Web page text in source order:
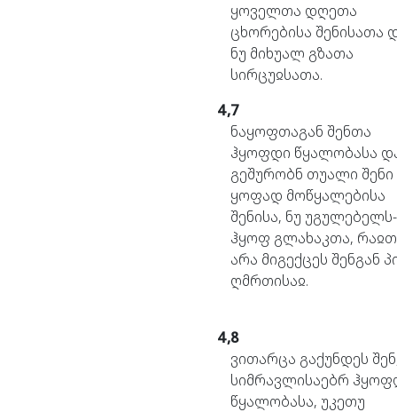
ყოველთა დღეთა
ცხორებისა შენისათა
ნუ მიხუალ გზათა
სირცუჲსათა.
4,7
ნაყოფთაგან შენთა
ჰყოფდი წყალობასა
გეშურობნ თუალი შენი
ყოფად მოწყალებისა
შენისა, ნუ უგულებელს-
ჰყოფ გლახაკთა,
არა მიგექცეს შენგან
ღმრთისაჲ.
4,8
ვითარცა გაქუნდეს
სიმრავლისაებრ
წყალობასა, უკეთუ